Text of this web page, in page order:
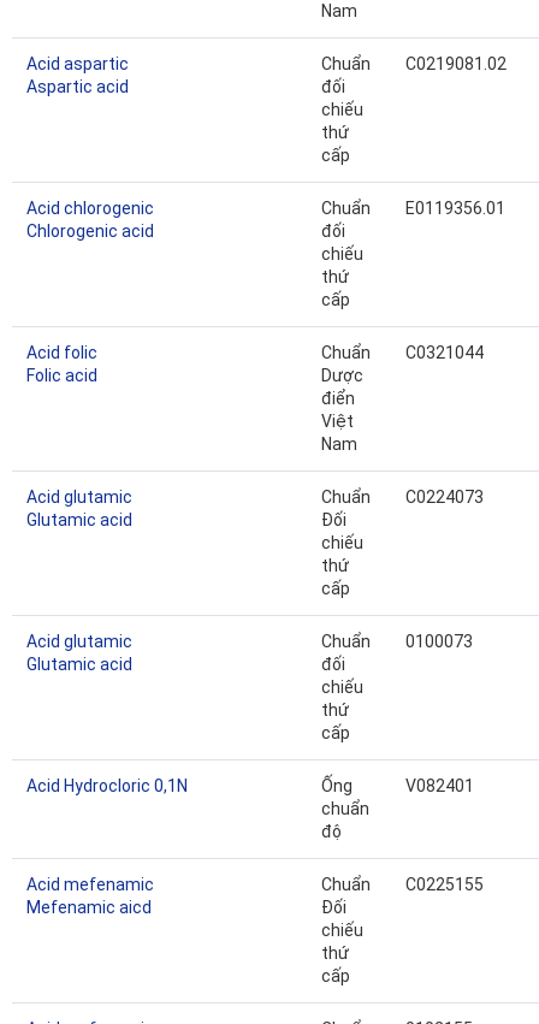
Nam
Acid aspartic
Aspartic acid
Chuẩn
đối
chiếu
thứ
cấp
C0219081.02
Acid chlorogenic
Chlorogenic acid
Chuẩn
đối
chiếu
thứ
cấp
E0119356.01
Acid folic
Folic acid
Chuẩn
Dược
điển
Việt
Nam
C0321044
Acid glutamic
Glutamic acid
Chuẩn
Đối
chiếu
thứ
cấp
C0224073
Acid glutamic
Glutamic acid
Chuẩn
đối
chiếu
thứ
cấp
0100073
Acid Hydrocloric 0,1N
Ống
chuẩn
độ
V082401
Acid mefenamic
Mefenamic aicd
Chuẩn
Đối
chiếu
thứ
cấp
C0225155